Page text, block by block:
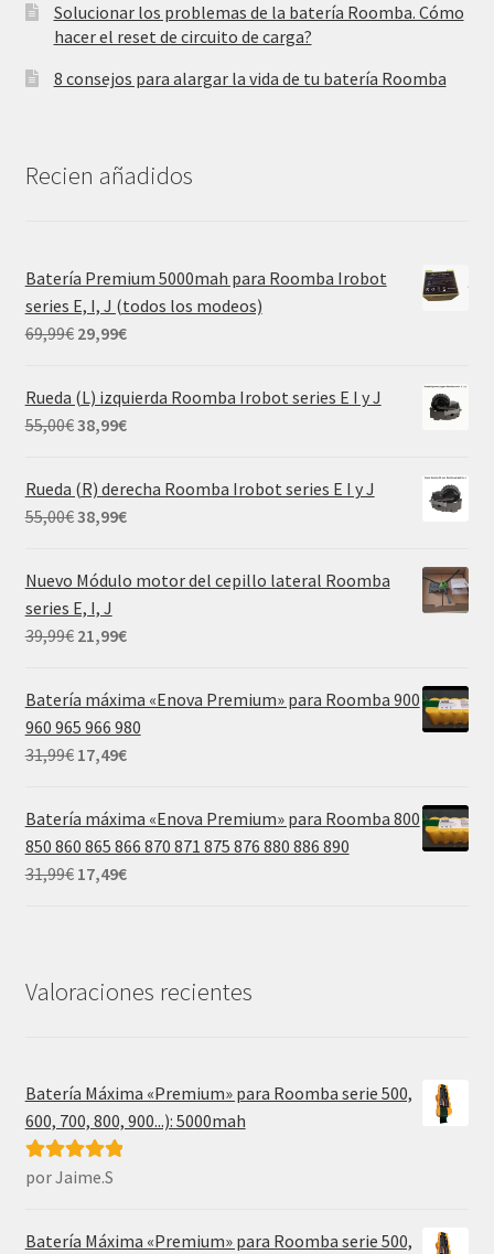
Solucionar los problemas de la batería Roomba. Cómo
hacer el reset de circuito de carga?
8 consejos para alargar la vida de tu batería Roomba
Recien añadidos
Batería Premium 5000mah para Roomba Irobot
series E, I, J (todos los modeos)
69,99€ El
original
era:
69,99€.
29,99€El
actual
Rueda (L) izquierda Roomba Irobot series E I y J
55,00€ El
original
era:
55,00€.
38,99€El
actual
Rueda (R) derecha Roomba Irobot series E I y J
55,00€ El
original
era:
55,00€.
38,99€El
Nuevo Módulo motor del cepillo lateral Roomba
series E, I, J
39,99€ El
original
era:
21,99€El
actual
es:
Batería máxima «Enova Premium» para Roomba 900
960 965 966 980
31,99€ El
original
era:
17,49€El
actual
es:
Batería máxima «Enova Premium» para Roomba 800
850 860 865 866 870 871 875 876 880 886 890
31,99€ El
31,99€.
17,49€El
Valoraciones recientes
Batería Máxima «Premium» para Roomba serie 500,
600, 700, 800, 900...): 5000mah
Valorado con
por Jaime.S
Batería Máxima «Premium» para Roomba serie 500,